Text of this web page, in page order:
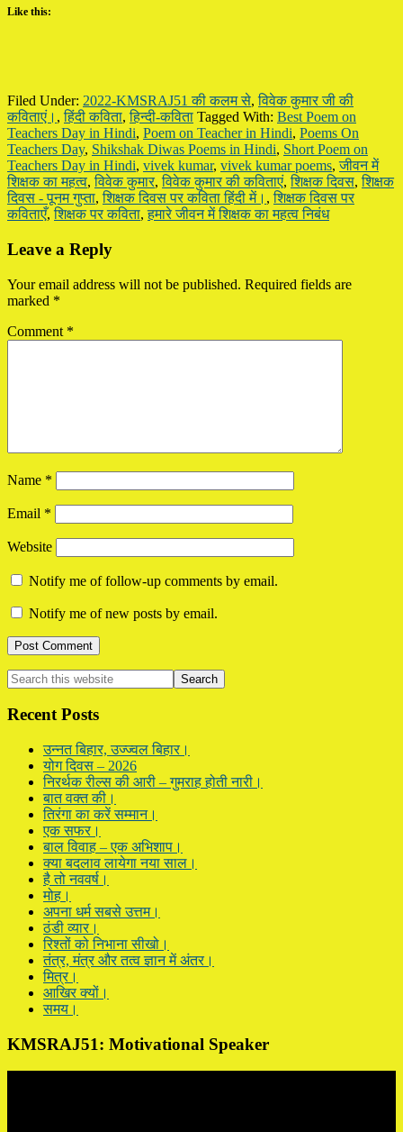
Like this:
Filed Under: 2022-KMSRAJ51 की कलम से,विवेक कुमार जी की
कविताएं। ,हिंदी कविता,हिन्दी-कविता Tagged With: Best Poem on
Teachers Day in Hindi, Poem on Teacher in Hindi, Poems On
Teachers Day, Shikshak Diwas Poems in Hindi, Short Poem on
Teachers Day in Hindi, vivek kumar, vivek kumar poems,जीवन में
शिक्षक का महत्व,विवेक कुमार,विवेक कुमार की कविताएं,शिक्षक दिवस,शिक्षक
दिवस - पूनम गुप्ता,शिक्षक दिवस पर कविता हिंदी में। ,शिक्षक दिवस पर
कविताएँ,शिक्षक पर कविता,हमारे जीवन में शिक्षक का महत्व निबंध
Reader
Leave a Reply
Your email address will not be published. Required fields are
marked *
Comment *
Name *
Email *
Website
Notify me of follow-up comments by email.
Notify me of new posts by email.
Primary
Sidebar
Search
this
website
Recent Posts
उन्नत बिहार, उज्ज्वल बिहार।
योग दिवस – 2026
निरर्थक रील्स की आरी – गुमराह होती नारी।
बात वक्त की।
तिरंगा का करें सम्मान।
एक सफर।
बाल विवाह – एक अभिशाप।
क्या बदलाव लायेगा नया साल।
है तो नववर्ष।
मोह।
अपना धर्म सबसे उत्तम।
ठंडी व्यार।
रिश्तों को निभाना सीखो।
तंत्र, मंत्र और तत्व ज्ञान में अंतर।
मित्र।
आखिर क्यों।
समय।
KMSRAJ51: Motivational Speaker